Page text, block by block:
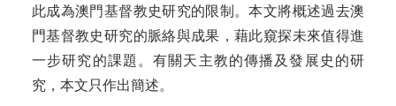
此成為澳門基督教史研究的限制。本文將概述過去澳
門基督教史研究的脈絡與成果，藉此窺探未來值得進
一步研究的課題。有關天主教的傳播及發展史的研
究，本文只作出簡述。